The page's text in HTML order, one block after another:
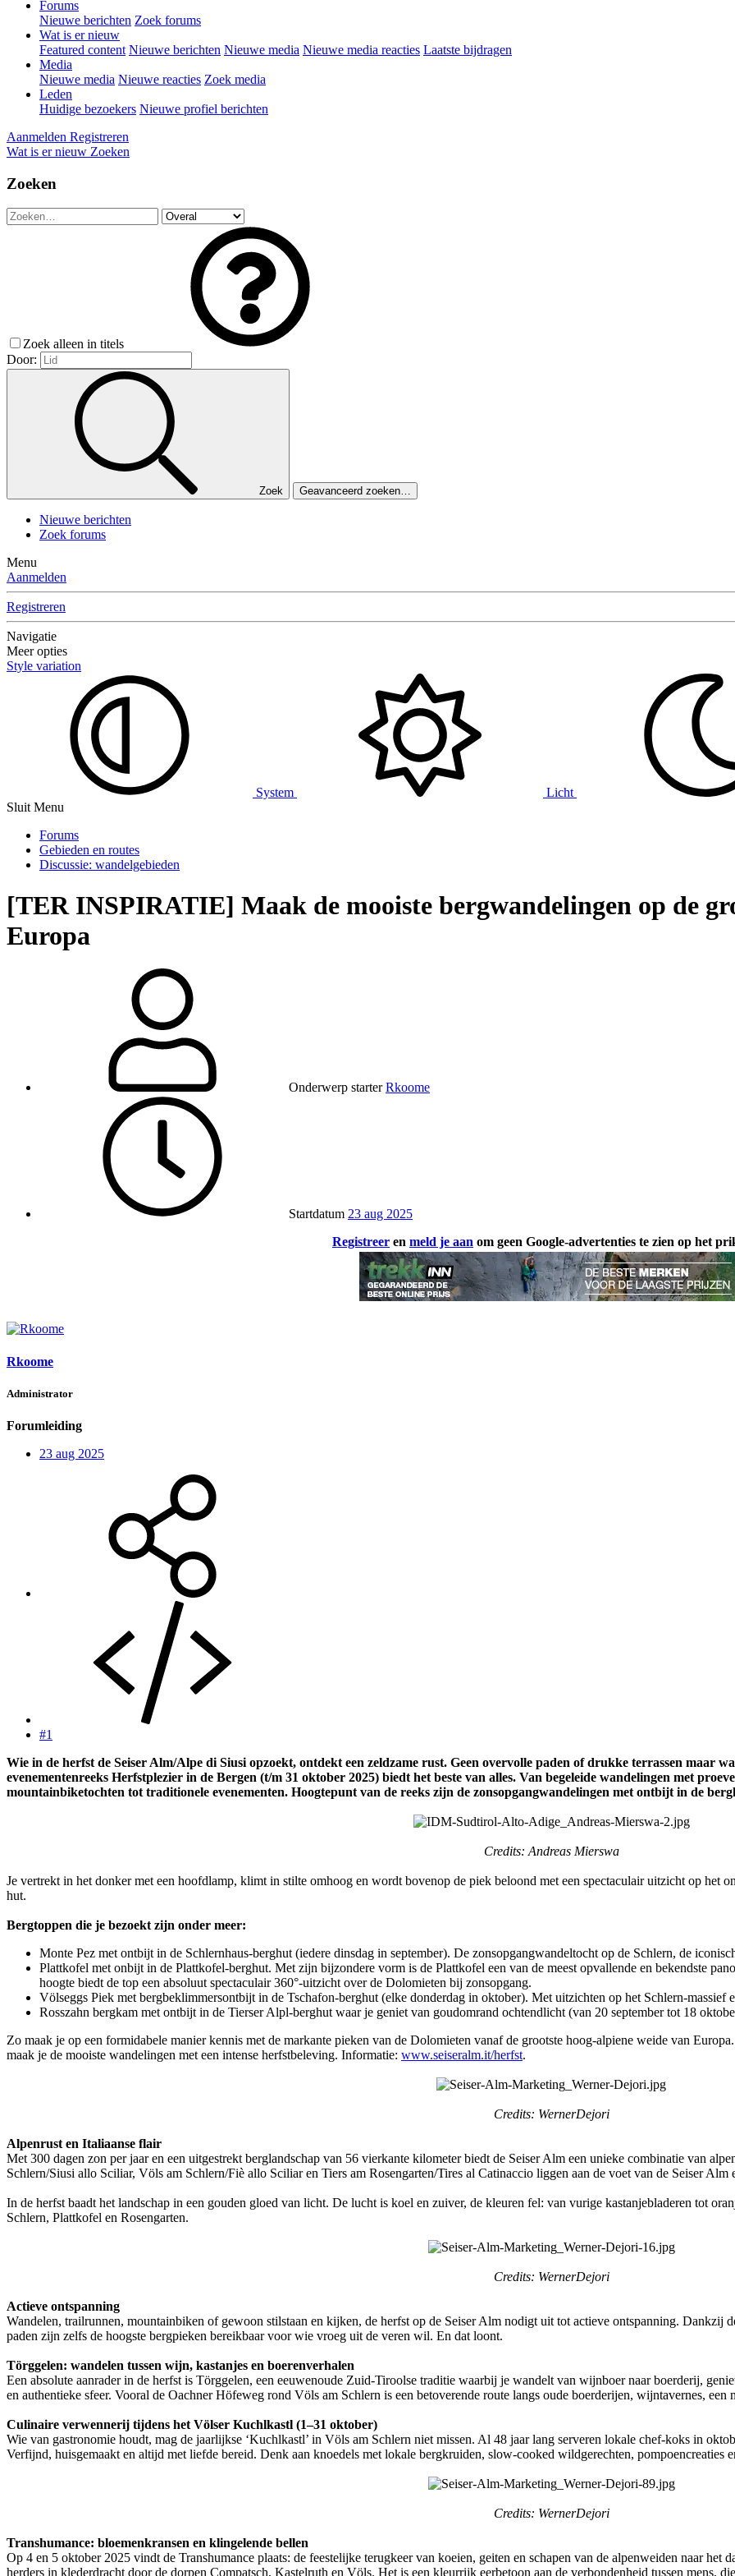
Forums
Nieuwe berichten Zoek forums
Wat is er nieuw
Featured content Nieuwe berichten Nieuwe media Nieuwe media reacties Laatste bijdragen
Media
Nieuwe media Nieuwe reacties Zoek media
Leden
Huidige bezoekers Nieuwe profiel berichten
Aanmelden Registreren
Wat is er nieuw Zoeken
Zoeken
Zoek alleen in titels
Door:
Zoek Geavanceerd zoeken…
Nieuwe berichten
Zoek forums
Menu
Aanmelden
Registreren
Navigatie
Meer opties
Style variation
System Licht
Sluit Menu
Forums
Gebieden en routes
Discussie: wandelgebieden
[TER INSPIRATIE] Maak de mooiste bergwandelingen op de
Europa
Onderwerp starter Rkoome
Startdatum 23 aug 2025
Registreer en meld je aan om geen Google-advertenties te zien op het
Rkoome
Administrator
Forumleiding
23 aug 2025
#1
Wie in de herfst de Seiser Alm/Alpe di Siusi opzoekt, ontdekt een zeldzame rust. Geen overvolle paden of drukke terrassen maar
evenementenreeks Herfstplezier in de Bergen (t/m 31 oktober 2025) biedt het beste van alles. Van begeleide wandelingen met
mountainbiketochten tot traditionele evenementen. Hoogtepunt van de reeks zijn de zonsopgangwandelingen met ontbijt in de
Credits: Andreas Mierswa
Je vertrekt in het donker met een hoofdlamp, klimt in stilte omhoog en wordt bovenop de piek beloond met een spectaculair uitzicht op het
hut.
Bergtoppen die je bezoekt zijn onder meer:
Monte Pez met ontbijt in de Schlernhaus-berghut (iedere dinsdag in september). De zonsopgangwandeltocht op de Schlern, de
Plattkofel met onbijt in de Plattkofel-berghut. Met zijn bijzondere vorm is de Plattkofel een van de meest opvallende en bekendste
hoogte biedt de top een absoluut spectaculair 360°-uitzicht over de Dolomieten bij zonsopgang.
Völseggs Piek met bergbeklimmersontbijt in de Tschafon-berghut (elke donderdag in oktober). Met uitzichten op het Schlern-massief
Rosszahn bergkam met ontbijt in de Tierser Alpl-berghut waar je geniet van goudomrand ochtendlicht (van 20 september tot 18
Zo maak je op een formidabele manier kennis met de markante pieken van de Dolomieten vanaf de grootste hoog-alpiene weide van
maak je de mooiste wandelingen met een intense herfstbeleving. Informatie: www.seiseralm.it/herfst.
Credits: WernerDejori
Alpenrust en Italiaanse flair
Met 300 dagen zon per jaar en een uitgestrekt berglandschap van 56 vierkante kilometer biedt de Seiser Alm een unieke combinatie van
Schlern/Siusi allo Sciliar, Völs am Schlern/Fiè allo Sciliar en Tiers am Rosengarten/Tires al Catinaccio liggen aan de voet van de Seiser Alm
In de herfst baadt het landschap in een gouden gloed van licht. De lucht is koel en zuiver, de kleuren fel: van vurige kastanjebladeren tot
Schlern, Plattkofel en Rosengarten.
Credits: WernerDejori
Actieve ontspanning
Wandelen, trailrunnen, mountainbiken of gewoon stilstaan en kijken, de herfst op de Seiser Alm nodigt uit tot actieve ontspanning. Dankzij
paden zijn zelfs de hoogste bergpieken bereikbaar voor wie vroeg uit de veren wil. En dat loont.
Törggelen: wandelen tussen wijn, kastanjes en boerenverhalen
Een absolute aanrader in de herfst is Törggelen, een eeuwenoude Zuid-Tiroolse traditie waarbij je wandelt van wijnboer naar boerderij,
en authentieke sfeer. Vooral de Oachner Höfeweg rond Völs am Schlern is een betoverende route langs oude boerderijen, wijntavernes,
Culinaire verwennerij tijdens het Völser Kuchlkastl (1–31 oktober)
Wie van gastronomie houdt, mag de jaarlijkse ‘Kuchlkastl’ in Völs am Schlern niet missen. Al 48 jaar lang serveren lokale chef-koks in
Verfijnd, huisgemaakt en altijd met liefde bereid. Denk aan knoedels met lokale bergkruiden, slow-cooked wildgerechten, pompoencreaties
Credits: WernerDejori
Transhumance: bloemenkransen en klingelende bellen
Op 4 en 5 oktober 2025 vindt de Transhumance plaats: de feestelijke terugkeer van koeien, geiten en schapen van de alpenweiden naar het
herders in klederdracht door de dorpen Compatsch, Kastelruth en Völs. Het is een kleurrijk eerbetoon aan de verbondenheid tussen mens,